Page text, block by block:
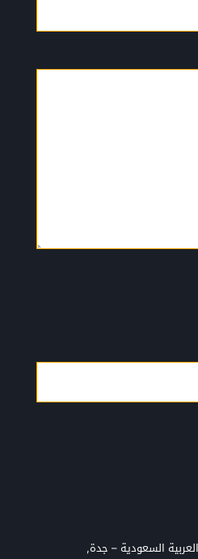
السعودية – جدة,